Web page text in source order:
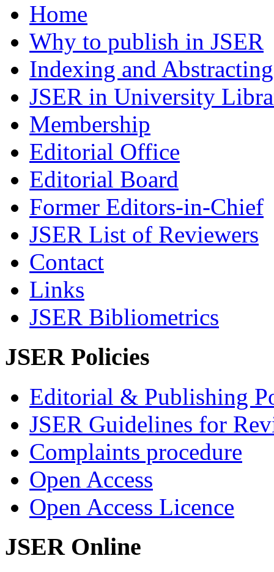
Home
Why to publish in JSER
Indexing and Abstracting
JSER in University
Membership
Editorial Office
Editorial Board
Former Editors-in-Chief
JSER List of Reviewers
Contact
Links
JSER Bibliometrics
JSER Policies
Editorial & Publishing
JSER Guidelines for
Complaints procedure
Open Access
Open Access Licence
JSER Online